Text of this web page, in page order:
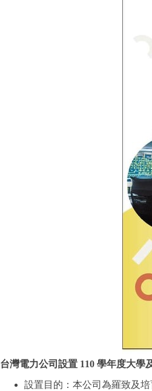
台灣電力公司設置 110 學年度大學
設置目的：本公司為羅致及